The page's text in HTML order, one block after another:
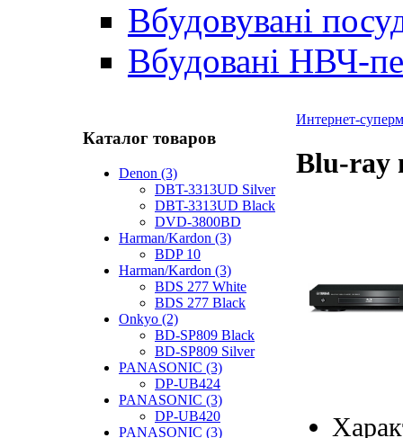
Вбудовувані
Вбудовані НВЧ-
Каталог товаров
Denon (3)
DBT-3313UD Silver
DBT-3313UD Black
DVD-3800BD
Harman/Kardon (3)
BDP 10
Harman/Kardon (3)
BDS 277 White
BDS 277 Black
Onkyo (2)
BD-SP809 Black
BD-SP809 Silver
PANASONIC (3)
DP-UB424
PANASONIC (3)
DP-UB420
PANASONIC (3)
Интернет-
Blu-ray